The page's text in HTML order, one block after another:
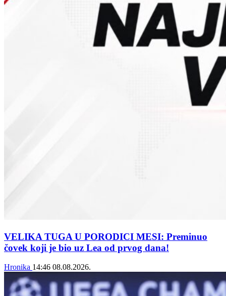
VELIKA TUGA U PORODICI MESI: Preminuo
čovek koji je bio uz Lea od prvog dana!
Hronika 14:46 08.08.2026.